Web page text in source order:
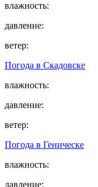
влажность:
давление:
ветер:
Погода в Скадовске
влажность:
давление:
ветер:
Погода в Геническе
влажность:
давление: